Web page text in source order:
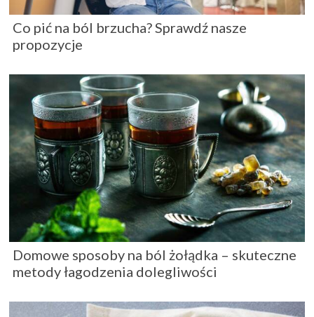
Co pić na ból brzucha? Sprawdź nasze
propozycje
Domowe sposoby na ból żołądka – skuteczne
metody łagodzenia dolegliwości